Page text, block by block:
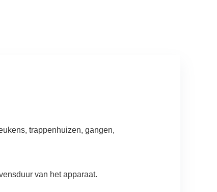
trappenhuizen, gangen,
van het apparaat.